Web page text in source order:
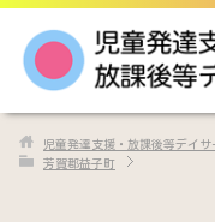
児童発達支援・放課後等デイサ
芳賀郡益子町